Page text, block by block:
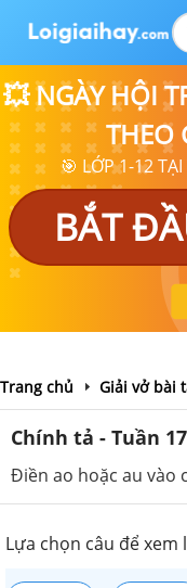
💥 NGÀY HỘI
THEO
🎯 LỚP 1-12
BẮT
Trang chủ Giải vở bài
Chính tả - Tuần
Điền ao hoặc au vào
Lựa chọn câu để